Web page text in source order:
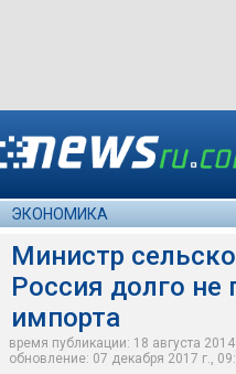
ЭКОНОМИКА
Министр
Россия долго не
импорта
время публикации: 18 августа
обновление: 07 декабря 2017 г.,